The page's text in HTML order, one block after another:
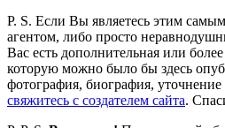
P. S. Если Вы являетесь этим
агентом, либо просто
Вас есть дополнительная или
которую можно было бы здесь
фотография, биография,
свяжитесь с создателем сайта.